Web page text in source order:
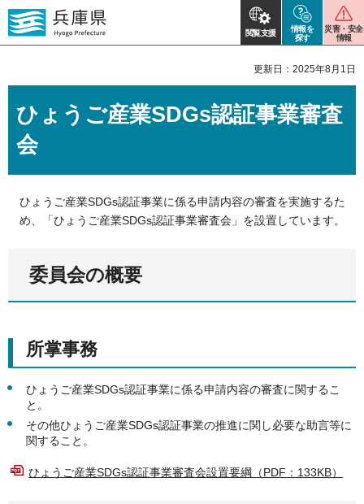
閲覧支援
情報を
探す
災害・安全
情報
更新日：2025年8月1日
ひょうご産業SDGs認証事業審査
会
ひょうご産業SDGs認証事業に係る申請内容の審査を実施するた
め、「ひょうご産業SDGs認証事業審査会」を設置しています。
委員会の概要
所掌事務
ひょうご産業SDGs認証事業に係る申請内容の審査に関するこ
と。
その他ひょうご産業SDGs認証事業の推進に関し必要な助言等に
関すること。
ひょうご産業SDGs認証事業審査会設置要綱（PDF：133KB）